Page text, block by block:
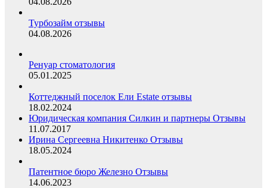
Турбозайм отзывы
04.08.2026
Ренуар стоматология
05.01.2025
Коттеджный поселок Ели Estate отзывы
18.02.2024
Юридическая компания Силкин и партнеры Отзывы
11.07.2017
Ирина Сергеевна Никитенко Отзывы
18.05.2024
Патентное бюро Железно Отзывы
14.06.2023